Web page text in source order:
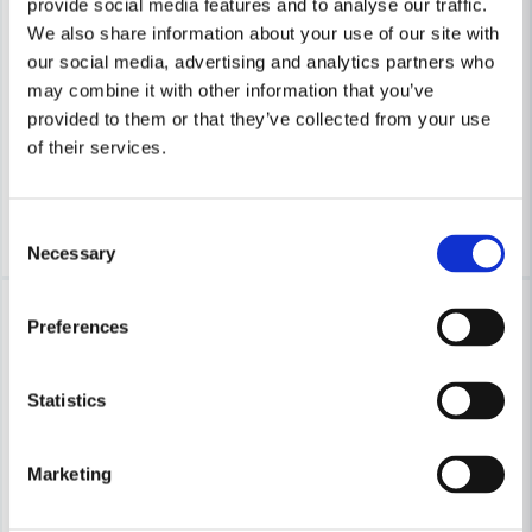
provide social media features and to analyse our traffic.
We also share information about your use of our site with
our social media, advertising and analytics partners who
may combine it with other information that you’ve
provided to them or that they’ve collected from your use
of their services.
Selection
Necessary
Preferences
Statistics
Marketing
COBOLT
Cobolt Notfräs D=25 L=35 TL=90
730 kr
681 kr
Leveranstid ifrån leverantör ca
COBOLT
Cobolt Notfräs D=35 L=35
1 180 kr
1 100 kr